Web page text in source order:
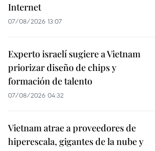
Internet
07/08/2026 13:07
Experto israelí sugiere a Vietnam
priorizar diseño de chips y
formación de talento
07/08/2026 04:32
Vietnam atrae a proveedores de
hiperescala, gigantes de la nube y